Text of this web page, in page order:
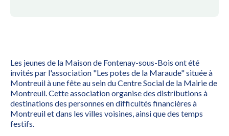
Les jeunes de la Maison de Fontenay-sous-Bois ont été
invités par l'association "Les potes de la Maraude" située à
Montreuil à une fête au sein du Centre Social de la Mairie de
Montreuil. Cette association organise des distributions à
destinations des personnes en difficultés financières à
Montreuil et dans les villes voisines, ainsi que des temps
festifs.